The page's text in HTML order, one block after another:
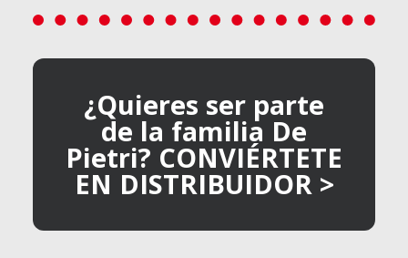
¿Quieres ser parte
de la familia De
Pietri? CONVIÉRTETE
EN DISTRIBUIDOR >